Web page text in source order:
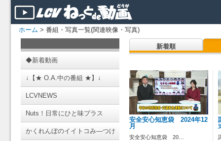
ホーム > 番組・写真一覧(関連映像・写真)
◆新着動画
↓【★ O.A.中の番組 ★】↓
LCVNEWS
Nuts！日常にひと味プラス
かくれんぼのイイトコみ―つけ
新着順
安全安心知恵袋 2024年12
月
安全安心知恵袋 20…